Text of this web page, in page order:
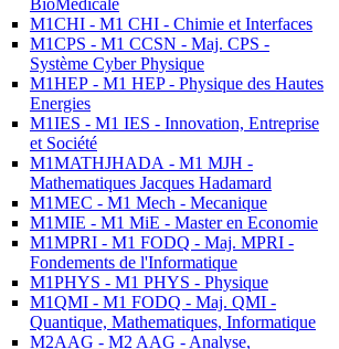
BioMédicale
M1CHI - M1 CHI - Chimie et Interfaces
M1CPS - M1 CCSN - Maj. CPS -
Système Cyber Physique
M1HEP - M1 HEP - Physique des Hautes
Energies
M1IES - M1 IES - Innovation, Entreprise
et Société
M1MATHJHADA - M1 MJH -
Mathematiques Jacques Hadamard
M1MEC - M1 Mech - Mecanique
M1MIE - M1 MiE - Master en Economie
M1MPRI - M1 FODQ - Maj. MPRI -
Fondements de l'Informatique
M1PHYS - M1 PHYS - Physique
M1QMI - M1 FODQ - Maj. QMI -
Quantique, Mathematiques, Informatique
M2AAG - M2 AAG - Analyse,